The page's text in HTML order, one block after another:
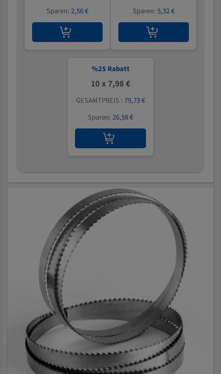
Sparen:2,56 €
Sparen:5,32 €
%25 Rabatt
10 x 7,98 €
GESAMTPREIS :79,73 €
Sparen:26,58 €